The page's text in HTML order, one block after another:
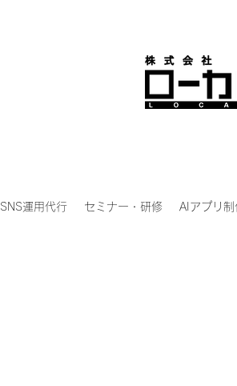
SNS運用代行 セミナー・研修 AIアプリ制